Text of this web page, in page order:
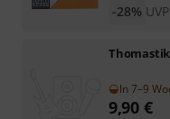
UVP:
-28%
Thomastik
In 7–9
9,90 €